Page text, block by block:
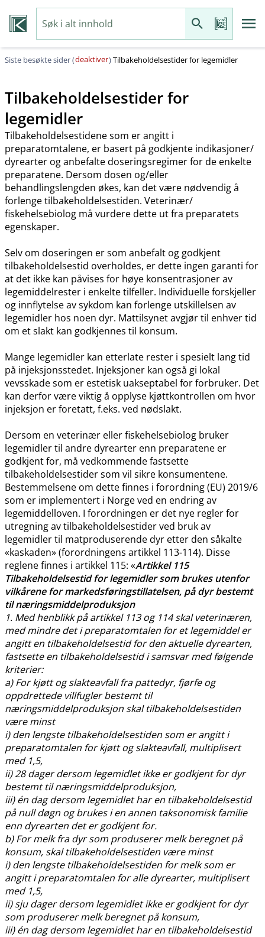
Siste besøkte sider (deaktiver)Tilbakeholdelsestider for legemidler
Tilbakeholdelsestider for
legemidler
Tilbakeholdelsestidene som er angitt i
preparatomtalene, er basert på godkjente indikasjoner​/​
dyrearter og anbefalte doseringsregimer for de enkelte
preparatene. Dersom dosen og​/​eller
behandlingslengden økes, kan det være nødvendig å
forlenge tilbakeholdelsestiden. Veterinær​/​
fiskehelsebiolog må vurdere dette ut fra preparatets
egenskaper.
Selv om doseringen er som anbefalt og godkjent
tilbakeholdelsestid overholdes, er dette ingen garanti for
at det ikke kan påvises for høye konsentrasjoner av
legemiddelrester i enkelte tilfeller. Individuelle forskjeller
og innflytelse av sykdom kan forlenge utskillelsen av
legemidler hos noen dyr. Mattilsynet avgjør til enhver tid
om et slakt kan godkjennes til konsum.
Mange legemidler kan etterlate rester i spesielt lang tid
på injeksjonsstedet. Injeksjoner kan også gi lokal
vevsskade som er estetisk uakseptabel for forbruker. Det
kan derfor være viktig å opplyse kjøttkontrollen om hvor
injeksjon er foretatt, f.eks. ved nødslakt.
Dersom en veterinær eller fiskehelsebiolog bruker
legemidler til andre dyrearter enn preparatene er
godkjent for, må vedkommende fastsette
tilbakeholdelsestider som vil sikre konsumentene.
Bestemmelsene om dette finnes i forordning (EU) 2019/6
som er implementert i Norge ved en endring av
legemiddelloven. I forordningen er det nye regler for
utregning av tilbakeholdelsestider ved bruk av
legemidler til matproduserende dyr etter den såkalte
«kaskaden» (forordningens artikkel 113-114). Disse
reglene finnes i artikkel 115: «Artikkel 115
Tilbakeholdelsestid for legemidler som brukes utenfor
vilkårene for markedsføringstillatelsen, på dyr bestemt
til næringsmiddelproduksjon
1. Med henblikk på artikkel 113 og 114 skal veterinæren,
med mindre det i preparatomtalen for et legemiddel er
angitt en tilbakeholdelsestid for den aktuelle dyrearten,
fastsette en tilbakeholdelsestid i samsvar med følgende
kriterier:
a) For kjøtt og slakteavfall fra pattedyr, fjørfe og
oppdrettede villfugler bestemt til
næringsmiddelproduksjon skal tilbakeholdelsestiden
være minst
i) den lengste tilbakeholdelsestiden som er angitt i
preparatomtalen for kjøtt og slakteavfall, multiplisert
med 1,5,
ii) 28 dager dersom legemidlet ikke er godkjent for dyr
bestemt til næringsmiddelproduksjon,
iii) én dag dersom legemidlet har en tilbakeholdelsestid
på null døgn og brukes i en annen taksonomisk familie
enn dyrearten det er godkjent for.
b) For melk fra dyr som produserer melk beregnet på
konsum, skal tilbakeholdelsestiden være minst
i) den lengste tilbakeholdelsestiden for melk som er
angitt i preparatomtalen for alle dyrearter, multiplisert
med 1,5,
ii) sju dager dersom legemidlet ikke er godkjent for dyr
som produserer melk beregnet på konsum,
iii) én dag dersom legemidlet har en tilbakeholdelsestid